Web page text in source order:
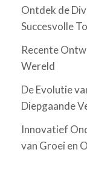
Ontdek de
Succesvolle
Recente
Wereld
De Evolutie
Diepgaande
Innovatief
van Groei en